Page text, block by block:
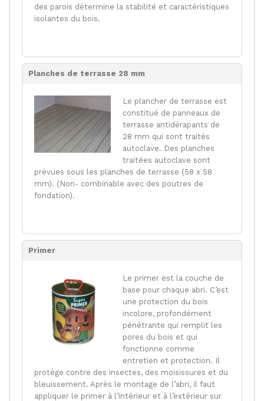
des parois détermine la stabilité et caractéristiques
isolantes du bois.
Planches de terrasse 28 mm
Le plancher de terrasse est
constitué de panneaux de
terrasse antidérapants de
28 mm qui sont traités
autoclave. Des planches
traitées autoclave sont
prévues sous les planches de terrasse (58 x 58
mm). (Non- combinable avec des poutres de
fondation).
Primer
Le primer est la couche de
base pour chaque abri. C’est
une protection du bois
incolore, profondément
pénétrante qui remplit les
pores du bois et qui
fonctionne comme
entretien et protection. Il
protège contre des insectes, des moisissures et du
bleuissement. Après le montage de l’abri, il faut
appliquer le primer à l’intérieur et à l’extérieur sur